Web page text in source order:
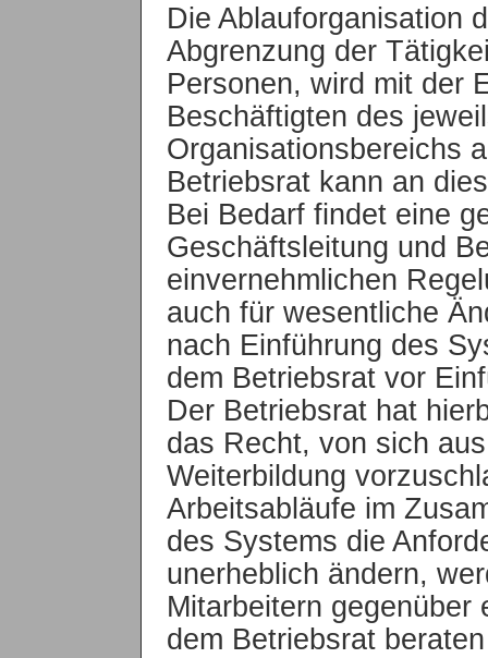
Die Ablauforganisation
Abgrenzung der
Personen, wird mit der
Beschäftigten des
Organisationsbereichs
Betriebsrat kann an
Bei Bedarf findet eine
Geschäftsleitung und
einvernehmlichen
auch für wesentliche
nach Einführung des
dem Betriebsrat vor
Der Betriebsrat hat
das Recht, von sich
Weiterbildung
Arbeitsabläufe im
des Systems die
unerheblich ändern,
Mitarbeitern
dem Betriebsrat